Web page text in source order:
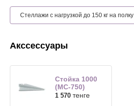
Стеллажи с нагрузкой до 150 кг на полку
Акссессуары
Стойка 1000
(МС-750)
1 570 тенге